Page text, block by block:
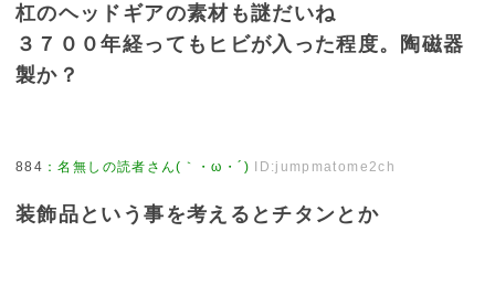
杠のヘッドギアの素材も謎だいね
３７００年経ってもヒビが入った程度。陶磁器
製か？
884 ：名無しの読者さん(｀・ω・´) ID:jumpmatome2ch
装飾品という事を考えるとチタンとか